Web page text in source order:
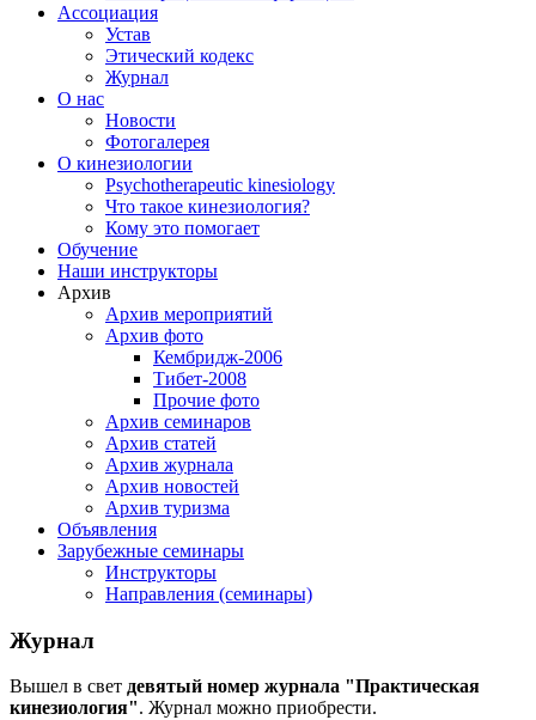
Ассоциация
Устав
Этический кодекс
Журнал
О нас
Новости
Фотогалерея
О кинезиологии
Psychotherapeutic kinesiology
Что такое кинезиология?
Кому это помогает
Обучение
Наши инструкторы
Архив
Архив мероприятий
Архив фото
Кембридж-2006
Тибет-2008
Прочие фото
Архив семинаров
Архив статей
Архив журнала
Архив новостей
Архив туризма
Объявления
Зарубежные семинары
Инструкторы
Направления (семинары)
Журнал
Вышел в свет девятый номер журнала "Практическая
кинезиология". Журнал можно приобрести.